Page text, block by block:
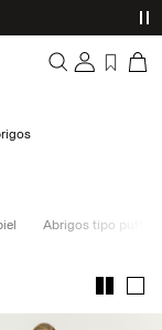
Abrigos tipo puffer